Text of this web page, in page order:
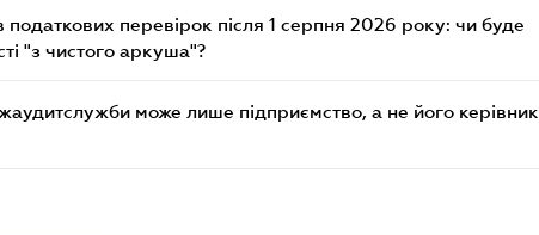
перевірок після 1 серпня 2026 року: чи буде
"з чистого аркуша"?
може лише підприємство, а не його керівник